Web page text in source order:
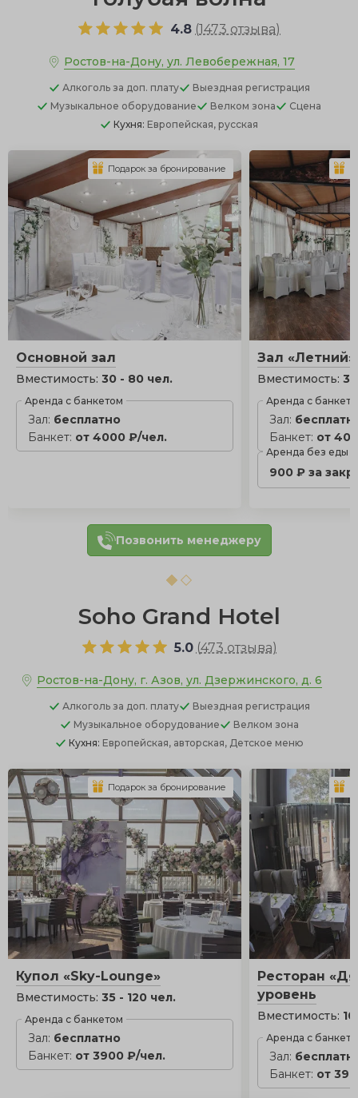
4.8 (1473 отзыва)
Ростов-на-Дону, ул. Левобережная, 17
Алкоголь за доп. плату
Выездная регистрация
Музыкальное оборудование
Велком зона
Сцена
Кухня: Европейская, русская
Основной зал
Вместимость: 30 - 80 чел.
Аренда с банкетом
Зал: бесплатно
Банкет: от 4000 ₽/чел.
Подарок за бронирование
Зал «Летний»
Вместимость:
Аренда с
Зал:
Банкет: от
Аренда без еды
900 ₽ за
Позвонить менеджеру
Soho Grand Hotel
5.0 (473 отзыва)
Ростов-на-Дону, г. Азов, ул. Дзержинского, д. 6
Алкоголь за доп. плату
Выездная регистрация
Музыкальное оборудование
Велком зона
Кухня: Европейская, авторская, Детское меню
Купол «Sky-Lounge»
Вместимость: 35 - 120 чел.
Аренда с банкетом
Зал: бесплатно
Банкет: от 3900 ₽/чел.
Подарок за бронирование
Ресторан
уровень
Вместимость:
Аренда с
Зал:
Банкет: от